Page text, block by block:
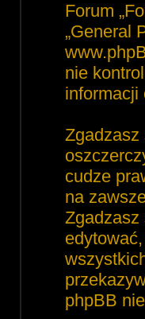
Forum
„General
nie
Zgadzasz
cudze
na
Zgadzasz
phpBB